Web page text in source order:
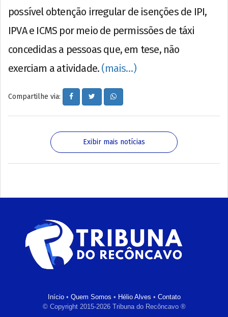
possível obtenção irregular de isenções de IPI,
IPVA e ICMS por meio de permissões de táxi
concedidas a pessoas que, em tese, não
exerciam a atividade. (mais…)
Compartilhe via:
Exibir mais notícias
Início• Quem Somos • Hélio Alves • Contato
© Copyright 2015-2026 Tribuna do Recôncavo ®